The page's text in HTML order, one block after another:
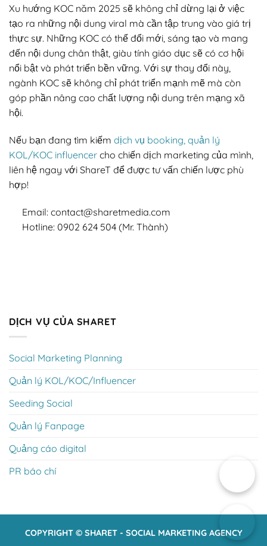
DỊCH VỤ CỦA SHARET
Social Marketing Planning
Quản lý KOL/KOC/Influencer
Seeding Social
Quản lý Fanpage
Quảng cáo digital
PR báo chí
Xu hướng KOC năm 2025 sẽ không chỉ dừng lại ở việc
tạo ra những nội dung viral mà cần tập trung vào giá trị
thực sự. Những KOC có thể đổi mới, sáng tạo và mang
đến nội dung chân thật, giàu tính giáo dục sẽ có cơ hội
nổi bật và phát triển bền vững. Với sự thay đổi này,
ngành KOC sẽ không chỉ phát triển mạnh mẽ mà còn
góp phần nâng cao chất lượng nội dung trên mạng xã
hội.
Nếu bạn đang tìm kiếm dịch vụ booking, quản lý
KOL/KOC influencer cho chiến dịch marketing của mình,
liên hệ ngay với ShareT để được tư vấn chiến lược phù
hợp!
Email: contact@sharetmedia.com
Hotline: 0902 624 504 (Mr. Thành)
COPYRIGHT © SHARET - SOCIAL MARKETING AGENCY